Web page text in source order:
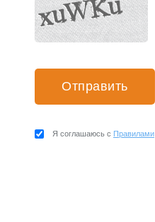
Я соглашаюсь с Правилами